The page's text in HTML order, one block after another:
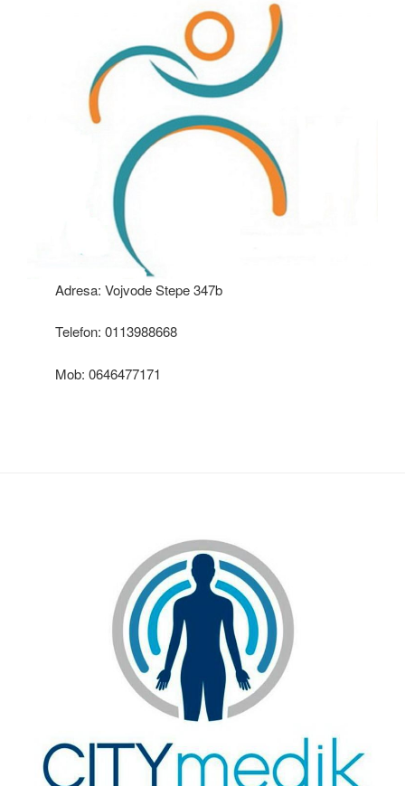
Adresa: Vojvode Stepe 347b
Telefon: 0113988668
Mob: 0646477171